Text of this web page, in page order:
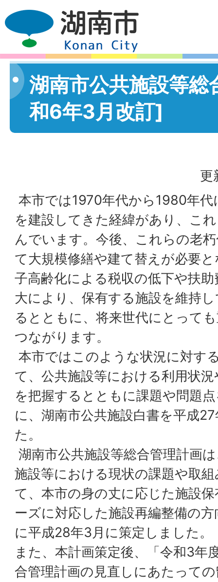
湖南市公共施設等総
和6年3月改訂]
更
本市では1970年代から1980年
を建設してきた経緯があり、こ
んでいます。今後、これらの老
て大規模修繕や建て替えが必要
子高齢化による税収の低下や扶
大により、保有する施設を維持
るとともに、将来世代にとって
つながります。
本市ではこのような状況に対す
て、公共施設等における利用状
を把握するとともに課題や問題
に、湖南市公共施設白書を平成
た。
湖南市公共施設等総合管理計画
施設等における現状の課題や取
て、本市の身の丈に応じた施設
ーズに対応した施設再編整備の
に平成28年3月に策定しました。
また、本計画策定後、「令和3年
合管理計画の見直しにあたって